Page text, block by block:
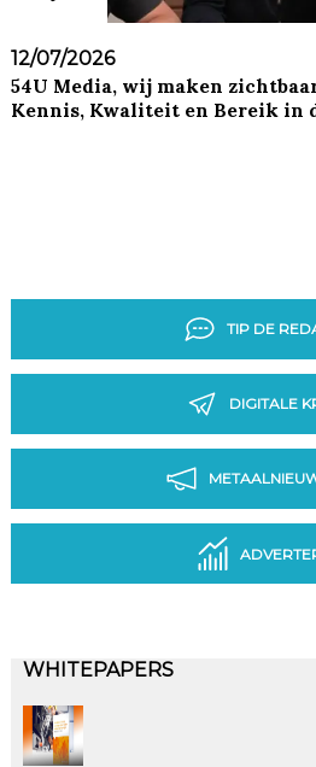
12/07/2026
54U Media, wij maken
Kennis, Kwaliteit en Bereik in
TIP DE
DIGITALE
WHITEPAPERS